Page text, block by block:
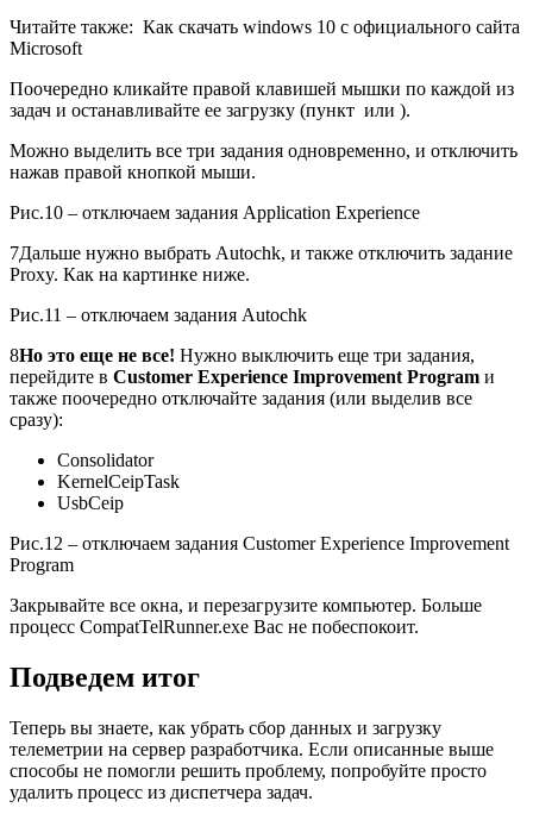
Читайте также: Как скачать windows 10 с официального сайта
Microsoft
Поочередно кликайте правой клавишей мышки по каждой из
задач и останавливайте ее загрузку (пункт или ).
Можно выделить все три задания одновременно, и отключить
нажав правой кнопкой мыши.
Рис.10 – отключаем задания Application Experience
7Дальше нужно выбрать Autochk, и также отключить задание
Proxy. Как на картинке ниже.
Рис.11 – отключаем задания Autochk
8Но это еще не все! Нужно выключить еще три задания,
перейдите в Customer Experience Improvement Program и
также поочередно отключайте задания (или выделив все
сразу):
Consolidator
KernelCeipTask
UsbCeip
Рис.12 – отключаем задания Customer Experience Improvement
Program
Закрывайте все окна, и перезагрузите компьютер. Больше
процесс CompatTelRunner.exe Вас не побеспокоит.
Подведем итог
Теперь вы знаете, как убрать сбор данных и загрузку
телеметрии на сервер разработчика. Если описанные выше
способы не помогли решить проблему, попробуйте просто
удалить процесс из диспетчера задач.